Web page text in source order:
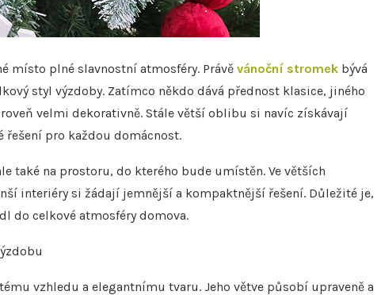
místo plné slavnostní atmosféry. Právě vánoční stromek bývá
styl výzdoby. Zatímco někdo dává přednost klasice, jiného
velmi dekorativně. Stále větší oblibu si navíc získávají
pro každou domácnost.
také na prostoru, do kterého bude umístěn. Ve větších
interiéry si žádají jemnější a kompaktnější řešení. Důležité je,
do celkové atmosféry domova.
vzhledu a elegantnímu tvaru. Jeho větve působí upraveně a